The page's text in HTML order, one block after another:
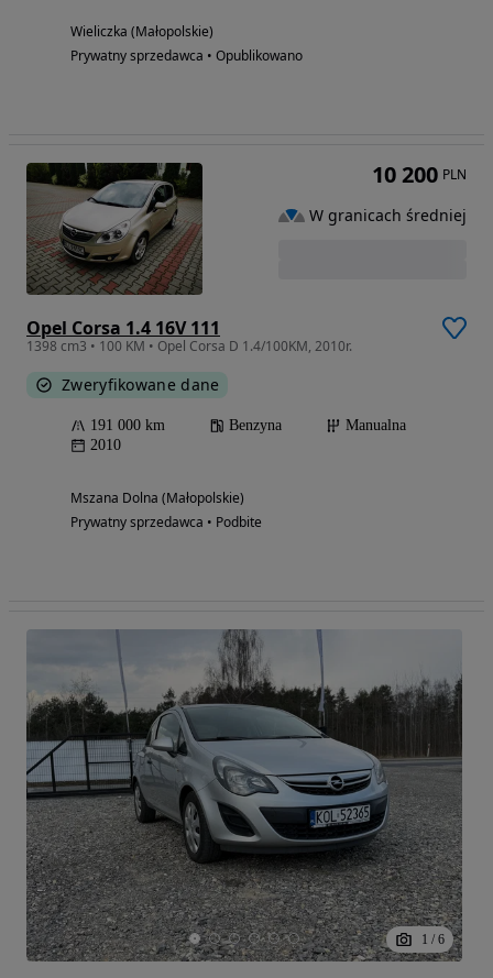
Wieliczka (Małopolskie)
Prywatny sprzedawca • Opublikowano
Opel Corsa 1.4 16V 111
1398 cm3 • 100 KM • Opel Corsa D 1.4/100KM, 2010r.
Zweryfikowane dane
191 000 km Benzyna
Manualna
2010
Mszana Dolna (Małopolskie)
Prywatny sprzedawca • Podbite
10 200 PLN
W granicach średniej
1 / 6